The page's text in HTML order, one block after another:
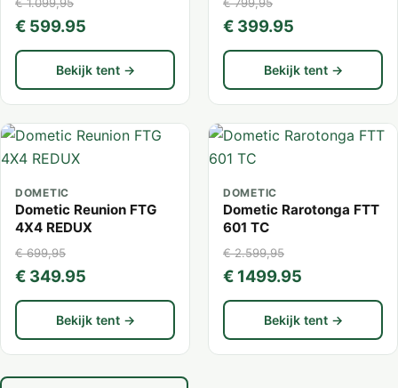
€ 599.95
Bekijk tent →
€ 399.95
Bekijk tent →
DOMETIC
Dometic Reunion FTG
4X4 REDUX
€ 699,95
€ 349.95
Bekijk tent →
DOMETIC
Dometic Rarotonga FTT
601 TC
€ 2.599,95
€ 1499.95
Bekijk tent →